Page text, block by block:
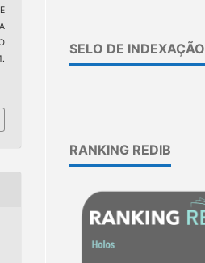
SELO DE INDEXAÇÃO
RANKING REDIB